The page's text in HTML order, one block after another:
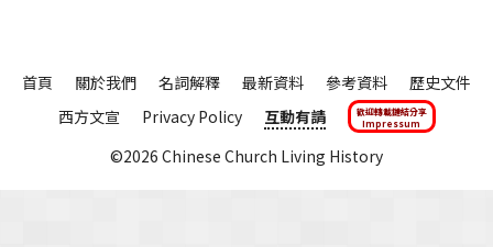
首頁 關於我們 名詞解釋 最新資料 參考資料
歷史文件
西方文宣
Privacy Policy 互動有請
歡迎轉載鏈結分享
Impressum
©2026 Chinese Church Living History